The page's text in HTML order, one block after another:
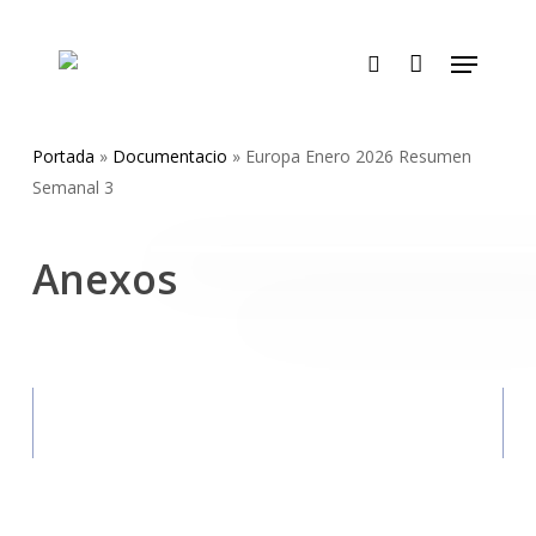
Menu
Portada » Documentacio » Europa Enero 2026 Resumen
Semanal 3
Anexos